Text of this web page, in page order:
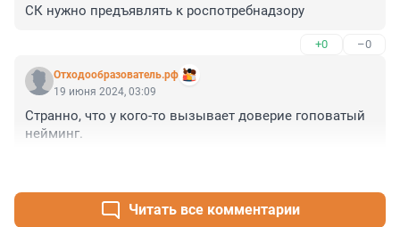
СК нужно предъявлять к роспотребнадзору
+0 –0
Отходообразователь.рф
19 июня 2024, 03:09
Странно, что у кого-то вызывает доверие гоповатый
нейминг.
Читать все комментарии